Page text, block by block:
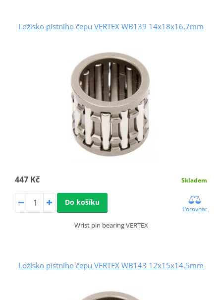
Ložisko pístního čepu VERTEX WB139 14x18x16,7mm
447 Kč Skladem
Do košíku
Porovnat
Wrist pin bearing VERTEX
Ložisko pístního čepu VERTEX WB143 12x15x14,5mm